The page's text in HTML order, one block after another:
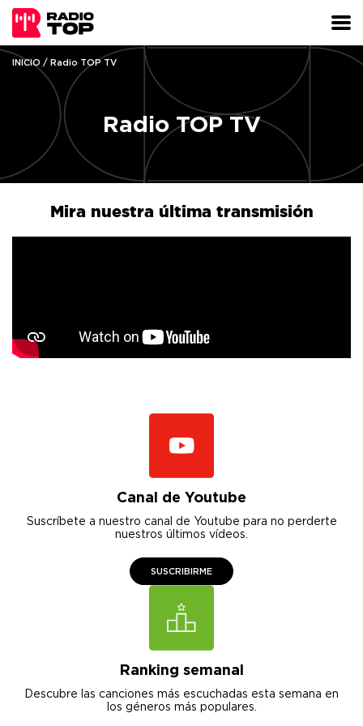
INICIO / Radio TOP TV
Radio TOP TV
Mira nuestra última transmisión
Canal de Youtube
Suscríbete a nuestro canal de Youtube para no perderte
nuestros últimos vídeos.
SUSCRIBIRME
Ranking semanal
Descubre las canciones más escuchadas esta semana en
los géneros más populares.